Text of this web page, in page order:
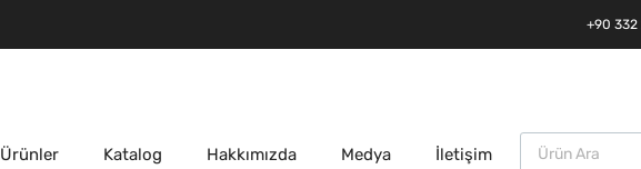
+90 332
Ürünler Katalog Hakkımızda Medya İletişim
Ürün arama